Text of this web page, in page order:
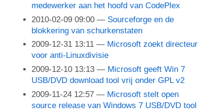
medewerker aan het hoofd van CodePlex
2010-02-09 09:00
Sourceforge en de
blokkering van schurkenstaten
2009-12-31 13:11
Microsoft zoekt directeur
voor anti-Linuxdivisie
2009-12-10 13:13
Microsoft geeft Win 7
USB/DVD download tool vrij onder GPL v2
2009-11-24 12:57
Microsoft stelt open
source release van Windows 7 USB/DVD tool